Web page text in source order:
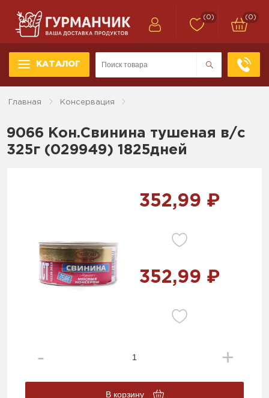
КАТАЛОГ
(0) (0)
Главная Консервация
9066 Кон.Свинина тушеная в/с
325г (029949) 1825дней
352,99 ₽
352,99 ₽
В корзину